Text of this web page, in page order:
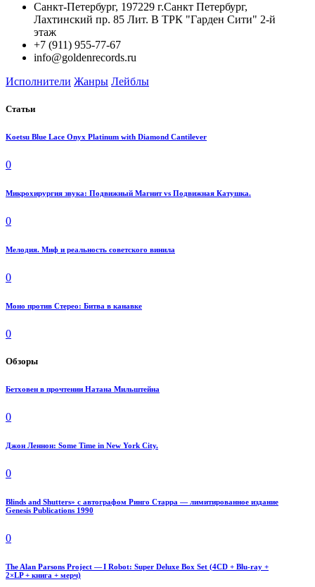
Санкт-Петербург, 197229 г.Санкт Петербург,
Лахтинский пр. 85 Лит. B ТРК "Гарден Сити" 2-й
этаж
+7 (911) 955-77-67
info@goldenrecords.ru
Исполнители Жанры Лейблы
Статьи
Koetsu Blue Lace Onyx Platinum with Diamond Cantilever
0
Микрохирургия звука: Подвижный Магнит vs Подвижная Катушка.
0
Мелодия. Миф и реальность советского винила
0
Моно против Стерео: Битва в канавке
0
Обзоры
Бетховен в прочтении Натана Мильштейна
0
Джон Леннон: Some Time in New York City.
0
Blinds and Shutters» с автографом Ринго Старра — лимитированное издание
Genesis Publications 1990
0
The Alan Parsons Project — I Robot: Super Deluxe Box Set (4CD + Blu-ray +
2×LP + книга + мерч)